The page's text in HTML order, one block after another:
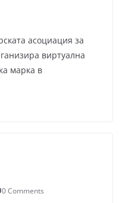
асоциация за
виртуална
марка в
0 Comments